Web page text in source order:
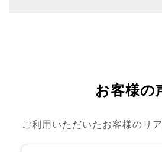
お客様の
ご利用いただいたお客様のリ